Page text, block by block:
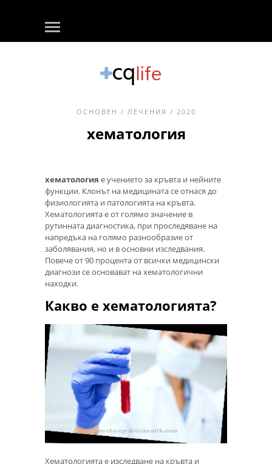
ОСНОВЕН / ЛЕЧЕНИЯ / 2020
хематология
хематология е учението за кръвта и нейните
функции. Клонът на медицината се отнася до
физиологията и патологията на кръвта.
Хематологията е от голямо значение в
рутинната диагностика, при проследяване на
напредъка на голямо разнообразие от
заболявания, но и в основни изследвания.
Повече от 90 процента от всички медицински
диагнози се основават на хематологични
находки.
Какво е хематологията?
Хематологията е изследване на кръвта и